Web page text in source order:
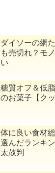
ダイソーの網
も売切れ？モ
い
糖質オフ＆低
のお菓子【クッ
体に良い食材
選んだランキ
太鼓判